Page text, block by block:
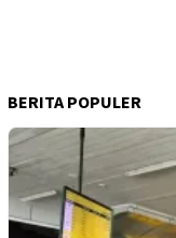
BERITA POPULER